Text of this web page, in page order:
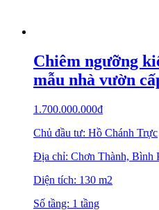
Chiêm ngưỡng
mẫu nhà vườn
1.700.000.000₫
Chủ đầu tư: Hồ Chánh Trực
Địa chỉ: Chơn Thành, Bình
Diện tích: 130 m2
Số tầng: 1 tầng